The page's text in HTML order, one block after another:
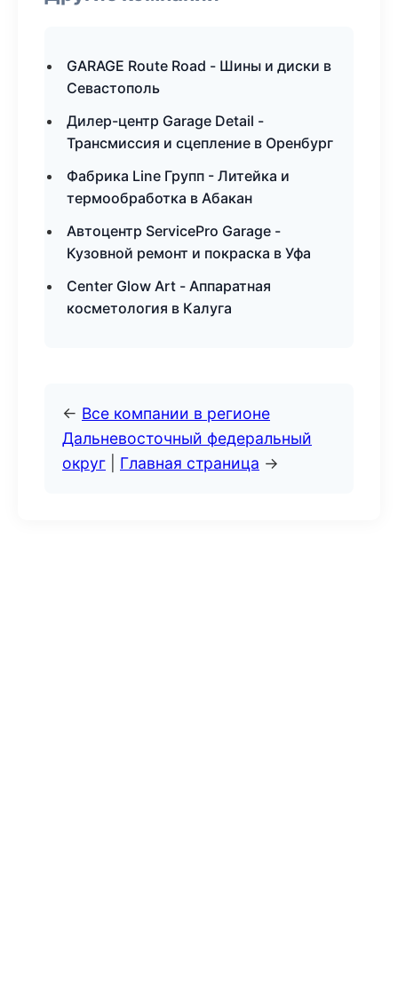
GARAGE Route Road - Шины и диски в
Севастополь
Дилер-центр Garage Detail -
Трансмиссия и сцепление в Оренбург
Фабрика Line Групп - Литейка и
термообработка в Абакан
Автоцентр ServicePro Garage -
Кузовной ремонт и покраска в Уфа
Center Glow Art - Аппаратная
косметология в Калуга
← Все компании в регионе
Дальневосточный федеральный
округ
Главная страница →